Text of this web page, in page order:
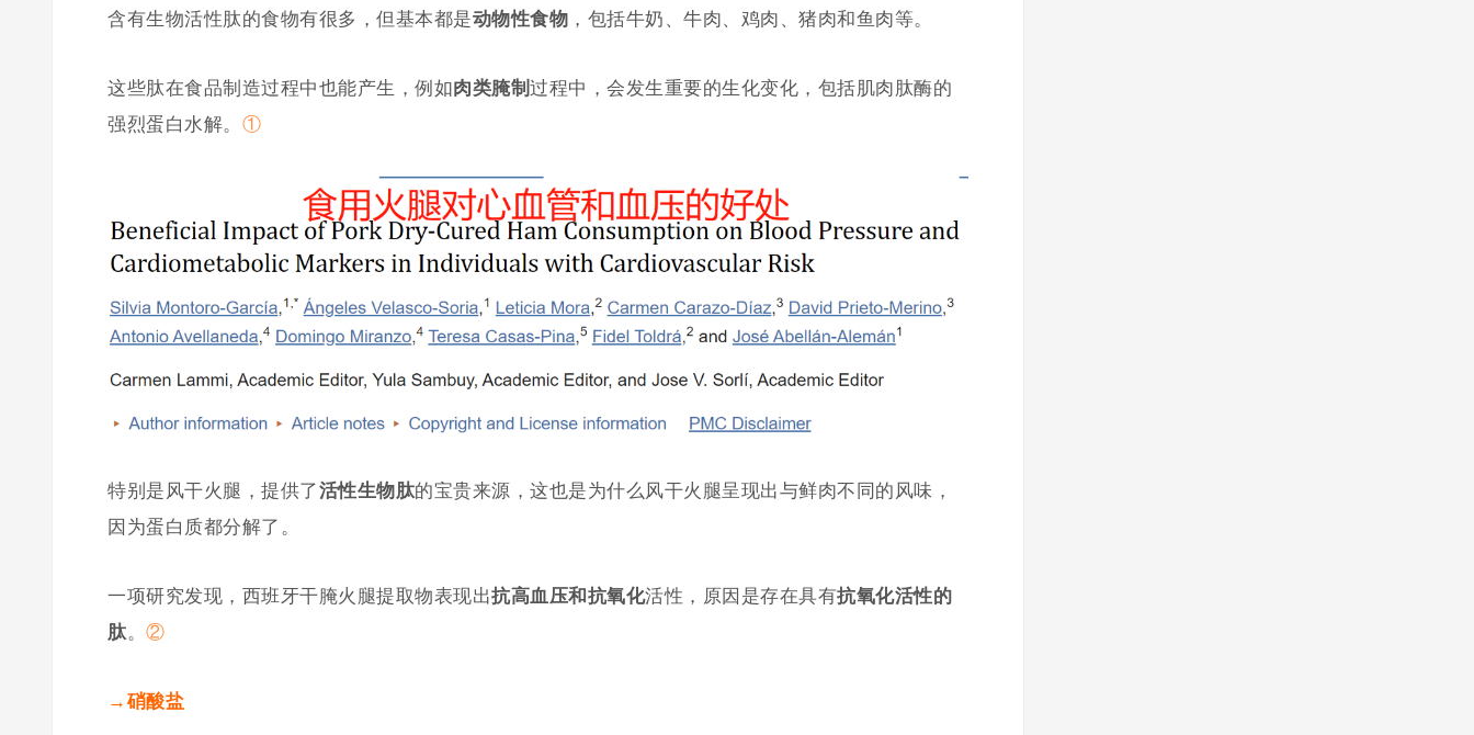
含有生物活性肽的食物有很多，但基本都是动物性食物 ，包括牛奶、牛肉、鸡肉、猪肉和鱼肉等。
这些肽在食品制造过程中也能产生，例如肉类腌制 过程中，会发生重要的生化变化，包括肌肉肽酶的
强烈蛋白水解。 ①
特别是风干火腿，提供了活性生物肽的宝贵来源，这也是为什么风干火腿呈现出与鲜肉不同的风味，
因为蛋白质都分解了。
一项研究发现，西班牙干腌火腿提取物表现出抗高血压和抗氧化活性，原因是存在具有抗氧化活性的
肽。 ②
→硝酸盐